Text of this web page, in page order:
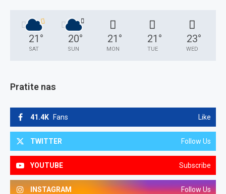
21 °
SAT
20°
SUN
21 °
MON
21 °
TUE
23°
WED
Pratite nas
41.4K Fans Like
TWITTER Follow Us
YOUTUBE Subscribe
INSTAGRAM Follow Us